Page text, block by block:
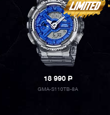
18 990P
GMA-S110TB-8A